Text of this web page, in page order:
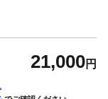
21,000円